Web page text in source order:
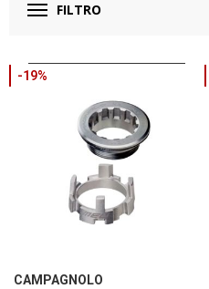
FILTRO
-19%
CAMPAGNOLO